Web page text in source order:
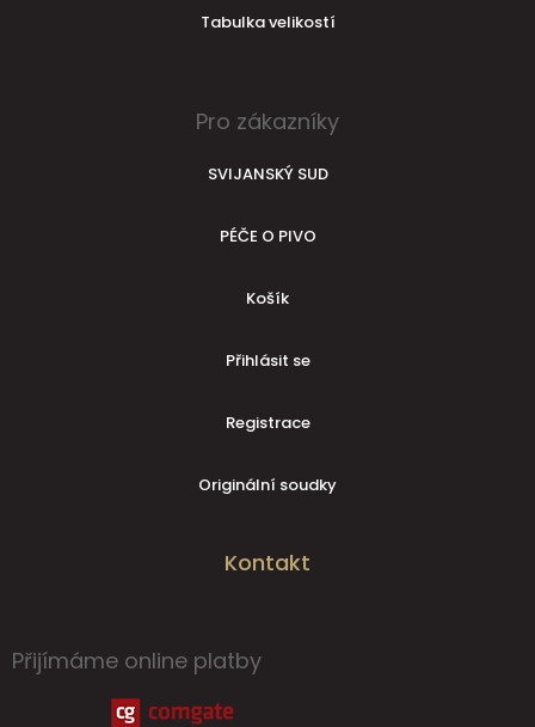
Tabulka velikostí
Pro zákazníky
SVIJANSKÝ SUD
PÉČE O PIVO
Košík
Přihlásit se
Registrace
Originální soudky
Kontakt
Přijímáme online platby